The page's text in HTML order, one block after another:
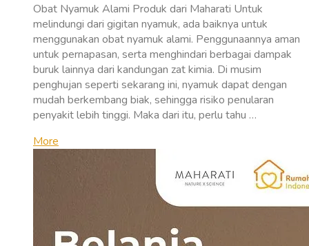
Obat Nyamuk Alami Produk dari Maharati Untuk
melindungi dari gigitan nyamuk, ada baiknya untuk
menggunakan obat nyamuk alami. Penggunaannya aman
untuk pernapasan, serta menghindari berbagai dampak
buruk lainnya dari kandungan zat kimia. Di musim
penghujan seperti sekarang ini, nyamuk dapat dengan
mudah berkembang biak, sehingga risiko penularan
penyakit lebih tinggi. Maka dari itu, perlu tahu …
More